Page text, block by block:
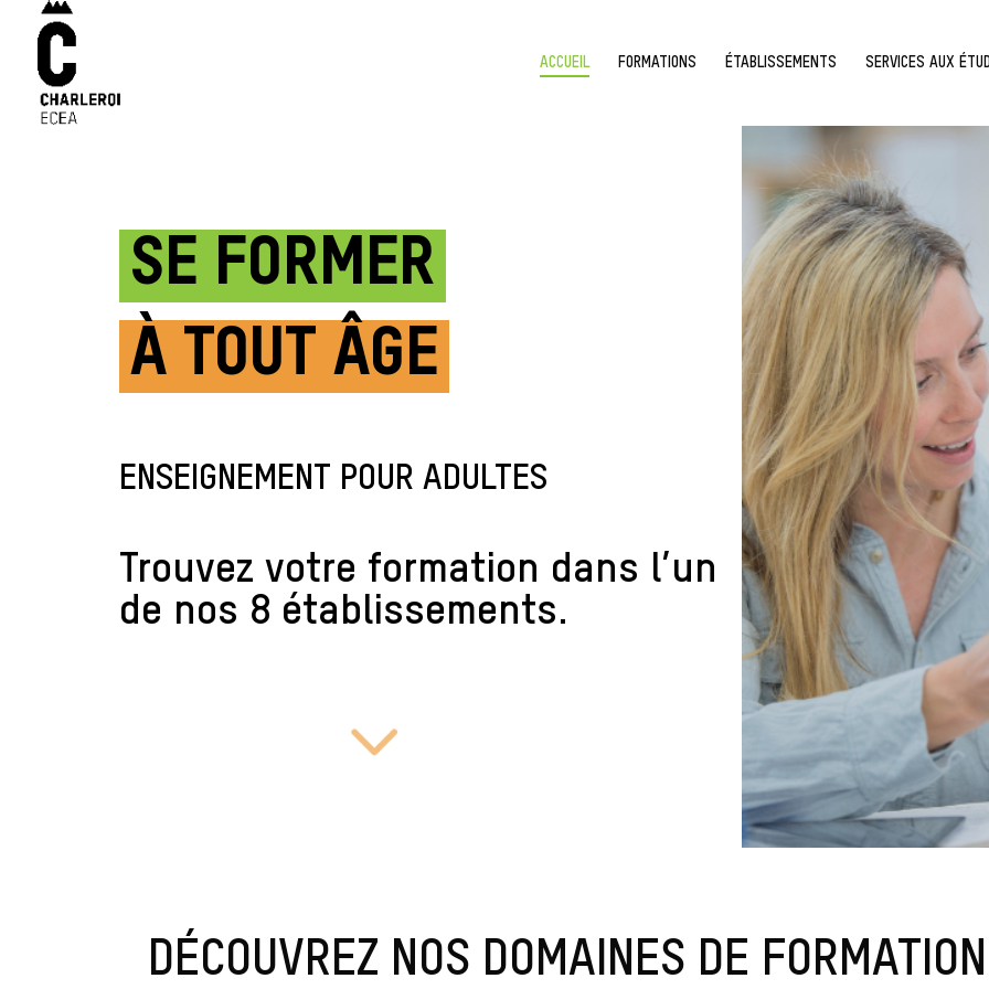
ACCUEIL FORMATIONS ÉTABLISSEMENTS SERVICES AUX
SE FORMER
À TOUT ÂGE
ENSEIGNEMENT POUR ADULTES
Trouvez votre formation dans l’un
de nos 8 établissements.
3
DÉCOUVREZ NOS DOMAINES DE